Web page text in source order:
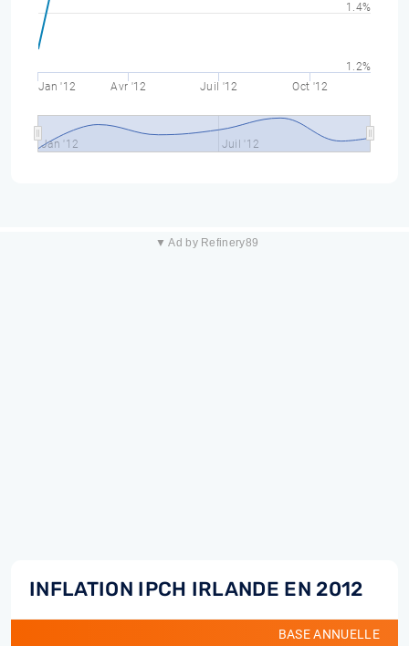
Jan '12 Avr '12 Juil '12 Oct '12
Jan '12 Juil '12
1.2%
1.4%
▼ Ad by Refinery89
INFLATION IPCH IRLANDE EN 2012
BASE ANNUELLE